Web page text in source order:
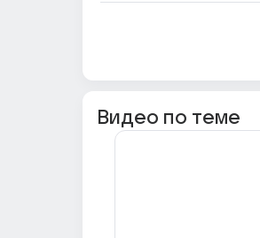
Видео по теме